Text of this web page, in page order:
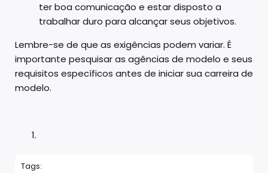
ter boa comunicação e estar disposto a
trabalhar duro para alcançar seus objetivos.
Lembre-se de que as exigências podem variar. É
importante pesquisar as agências de modelo e seus
requisitos específicos antes de iniciar sua carreira de
modelo.
Tags: